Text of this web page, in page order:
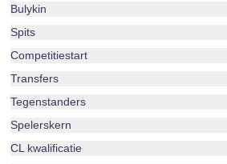
Bulykin
Spits
Competitiestart
Transfers
Tegenstanders
Spelerskern
CL kwalificatie